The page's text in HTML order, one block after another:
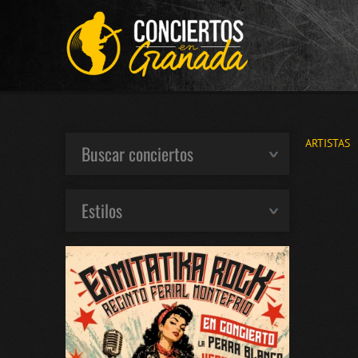
ARTISTAS
Buscar conciertos
Estilos